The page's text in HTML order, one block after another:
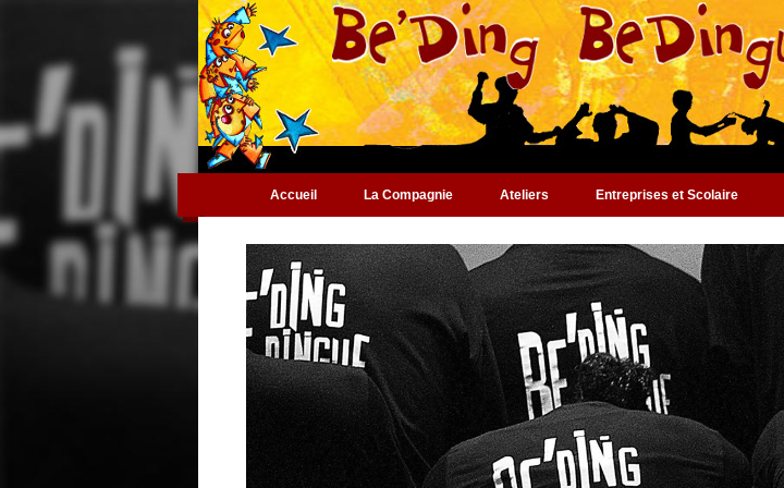
Accueil La Compagnie Ateliers Entreprises et Scolaire